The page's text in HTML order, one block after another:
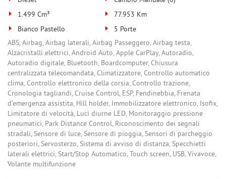
1.499 Cm³
77.953 Km
Bianco Pastello
5 Porte
ABS, Airbag, Airbag laterali, Airbag Passeggero, Airbag testa,
Alzacristalli elettrici, Android Auto, Apple CarPlay, Autoradio,
Autoradio digitale, Bluetooth, Boardcomputer, Chiusura
centralizzata telecomandata, Climatizzatore, Controllo automatico
clima, Controllo elettronico della corsia, Controllo trazione,
Cronologia tagliandi, Cruise Control, ESP, Fendinebbia, Frenata
d'emergenza assistita, Hill holder, Immobilizzatore elettronico, Isofix,
Limitatore di velocità, Luci diurne LED, Monitoraggio pressione
pneumatici, Park Distance Control, Riconoscimento dei segnali
stradali, Sensore di luce, Sensore di pioggia, Sensori di parcheggio
posteriori, Servosterzo, Sistema di avviso di distanza, Specchietti
laterali elettrici, Start/Stop Automatico, Touch screen, USB, Vivavoce,
Volante multifunzione